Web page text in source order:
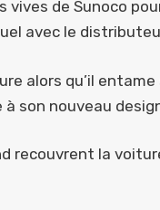
de Sunoco
avec le
alors qu’il
son nouveau
recouvrent la